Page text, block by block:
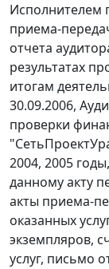
Исполнителем
приема-
отчета
результатах
итогам
30.09.2006,
проверки
2004, 2005
данному акту
акты приема-
оказанных
экземпляров,
услуг, письмо